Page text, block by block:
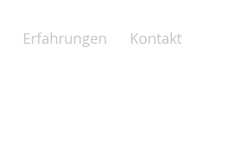
Erfahrungen Kontakt